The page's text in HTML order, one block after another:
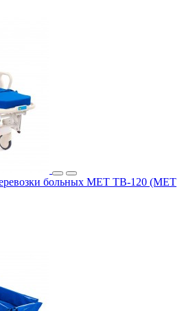
больных МЕТ ТВ-120 (MET